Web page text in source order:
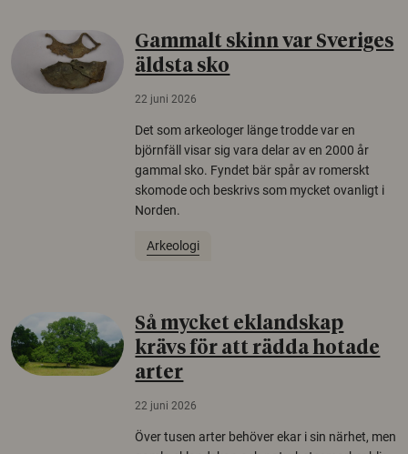
Gammalt skinn var Sveriges
äldsta sko
22 juni 2026
Det som arkeologer länge trodde var en
björnfäll visar sig vara delar av en 2000 år
gammal sko. Fyndet bär spår av romerskt
skomode och beskrivs som mycket ovanligt i
Norden.
Arkeologi
Så mycket eklandskap
krävs för att rädda hotade
arter
22 juni 2026
Över tusen arter behöver ekar i sin närhet, men